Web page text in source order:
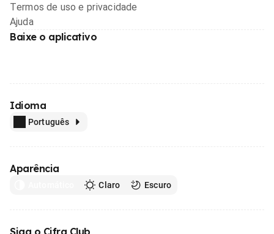
Termos de uso e privacidade
Ajuda
Baixe o aplicativo
Idioma
Português
Aparência
Claro Escuro
Siga o Cifra Club